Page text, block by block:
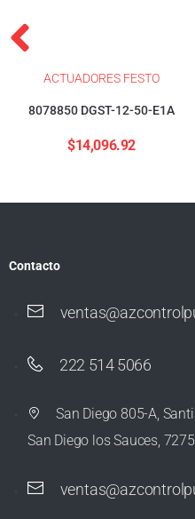
ACTUADORES FESTO
8078850 DGST-12-50-E1A
$14,096.92
Contacto
222 514 5066
San Diego 805-A,
San Diego los Sauces,